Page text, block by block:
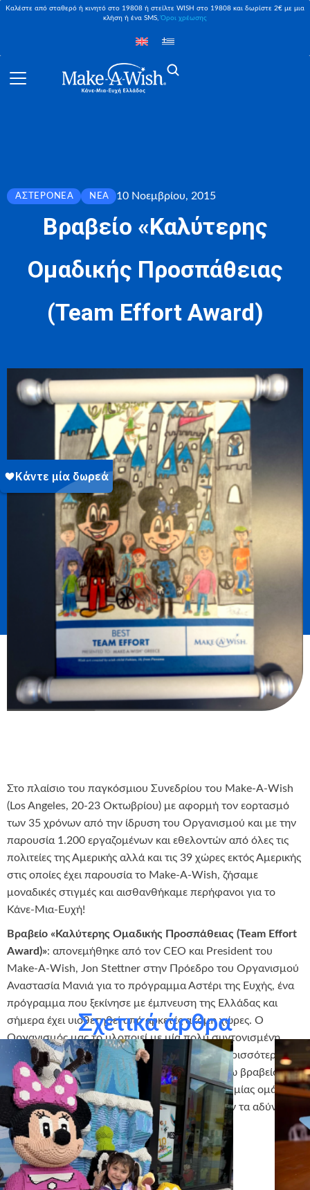
Καλέστε από σταθερό ή κινητό στο 19808 ή στείλτε WISH στο 19808 και δωρίστε 2€ με μια
κλήση ή ένα SMS,Όροι χρέωσης
ΑΣΤΕΡΟΝΈΑ ΝΈΑ 10 Νοεμβρίου, 2015
Βραβείο «Καλύτερης
Ομαδικής Προσπάθειας
(Team Effort Award)
Στο πλαίσιο του παγκόσμιου Συνεδρίου του Make-A-Wish
(Los Angeles, 20-23 Οκτωβρίου) με αφορμή τον εορτασμό
των 35 χρόνων από την ίδρυση του Οργανισμού και με την
παρουσία 1.200 εργαζομένων και εθελοντών από όλες τις
πολιτείες της Αμερικής αλλά και τις 39 χώρες εκτός Αμερικής
στις οποίες έχει παρουσία το Make-A-Wish, ζήσαμε
μοναδικές στιγμές και αισθανθήκαμε περήφανοι για το
Κάνε-Μια-Ευχή!
Βραβείο «Καλύτερης Ομαδικής Προσπάθειας (Team Effort
Award)»: απονεμήθηκε από τον CEO και President του
Make-A-Wish, Jon Stettner στην Πρόεδρο του Οργανισμού
Αναστασία Μανιά για το πρόγραμμα Αστέρι της Ευχής, ένα
πρόγραμμα που ξεκίνησε με έμπνευση της Ελλάδας και
σήμερα έχει υιοθετηθεί από αρκετές ακόμη χώρες. Ο
Οργανισμός μας το υλοποιεί με μία πολύ συντονισμένη
προσπάθεια και την οργανωμένη συμβολή περισσότερων
των 300 ατόμων εδώ και 17 χρόνια. Το εν λόγω βραβείο
είναι μία διεθνής αναγνώριση των ικανοτήτων μίας ομάδας
που πράττουν με μεράκι και θέληση να κάνουν τα αδύνατα
δυνατά.
Σχετικά άρθρα